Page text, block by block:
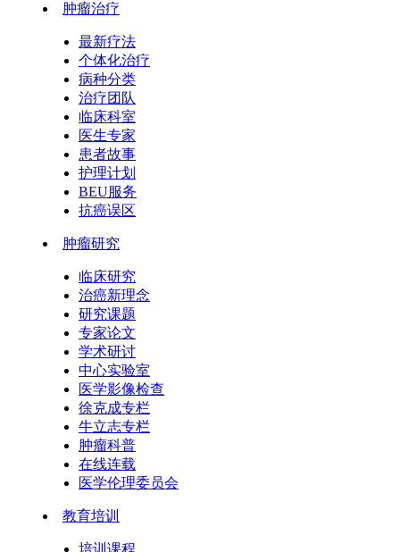
肿瘤治疗
最新疗法
个体化治疗
病种分类
治疗团队
临床科室
医生专家
患者故事
护理计划
BEU服务
抗癌误区
肿瘤研究
临床研究
治癌新理念
研究课题
专家论文
学术研讨
中心实验室
医学影像检查
徐克成专栏
牛立志专栏
肿瘤科普
在线连载
医学伦理委员会
教育培训
培训课程